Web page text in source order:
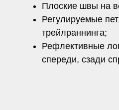
Плоские швы на
Регулируемые
трейлраннинга;
Рефлективные
спереди, сзади